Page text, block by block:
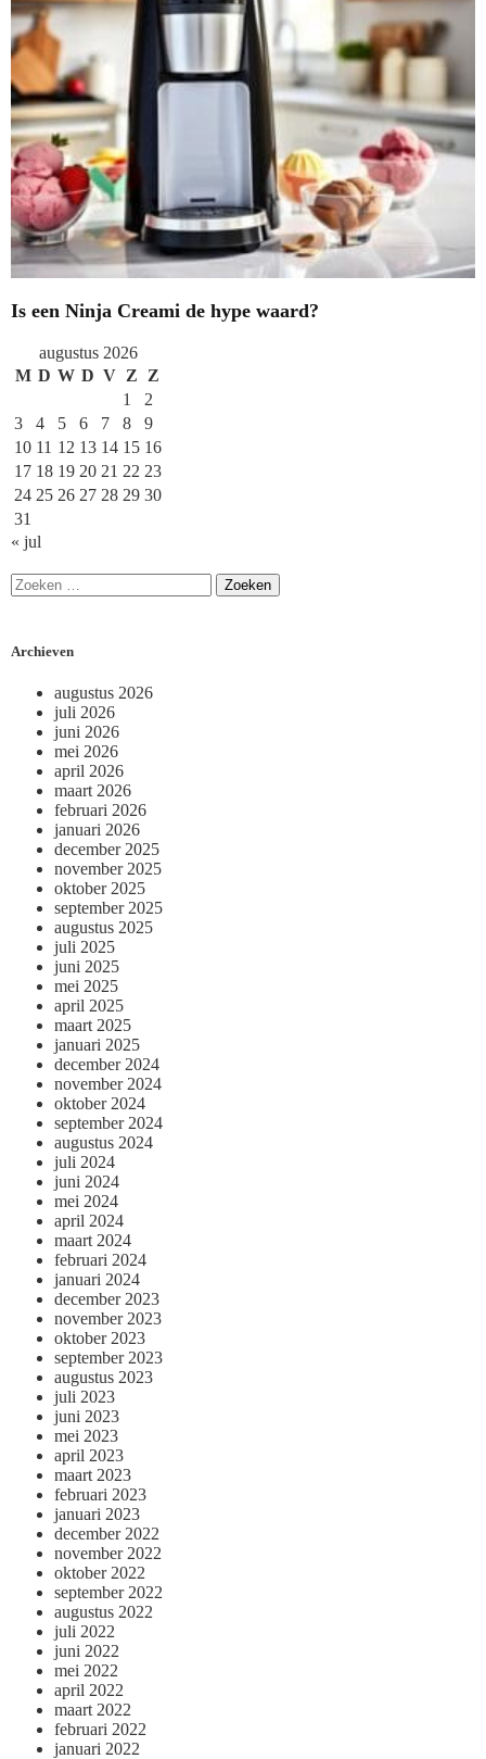
Is een Ninja Creami de hype waard?
augustus 2026
M D W D V Z
Z
1
2
3
4 5 6 7 8
9
10 11 12 13 14 15 16
17 18 19 20 21 22 23
24 25 26 27 28 29 30
31
« jul
Archieven
augustus 2026
juli 2026
juni 2026
mei 2026
april 2026
maart 2026
februari 2026
januari 2026
december 2025
november 2025
oktober 2025
september 2025
augustus 2025
juli 2025
juni 2025
mei 2025
april 2025
maart 2025
januari 2025
december 2024
november 2024
oktober 2024
september 2024
augustus 2024
juli 2024
juni 2024
mei 2024
april 2024
maart 2024
februari 2024
januari 2024
december 2023
november 2023
oktober 2023
september 2023
augustus 2023
juli 2023
juni 2023
mei 2023
april 2023
maart 2023
februari 2023
januari 2023
december 2022
november 2022
oktober 2022
september 2022
augustus 2022
juli 2022
juni 2022
mei 2022
april 2022
maart 2022
februari 2022
januari 2022